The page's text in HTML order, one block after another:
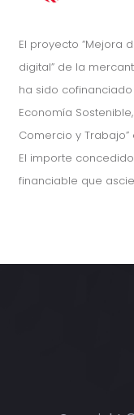
El proyecto “Mejora
digital” de la
ha sido
Economía
Comercio y
El importe
financiable que